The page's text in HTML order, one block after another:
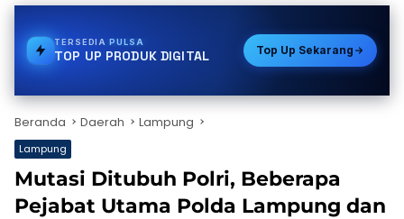
TERSEDIAPDAM
TOP UP PRODUK DIGITAL Top Up Sekarang
Beranda Daerah Lampung
Lampung
Mutasi Ditubuh Polri, Beberapa
Pejabat Utama Polda Lampung dan